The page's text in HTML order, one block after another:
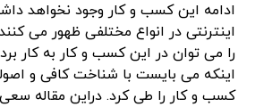
ادامه این کسب و کار وجود نخواهد
اینترنتی در انواع مختلفی ظهور می
را می توان در این کسب و کار به کار
اینکه می بایست با شناخت کافی و
کسب و کار را طی کرد. دراین مقاله